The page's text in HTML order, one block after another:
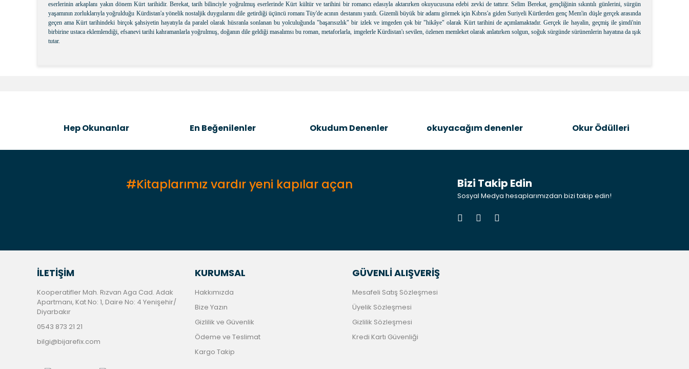
eserlerinin arkaplanı yakın dönem Kürt tarihidir. Berekat, tarih bilinciyle yoğrulmuş eserlerinde Kürt kültür ve tarihini bir romancı edasıyla aktarırken okuyucusuna edebi zevki de tattırır. Selim Berekat, gençliğinin sıkıntılı günlerini, sürgün
yaşamının zorluklarıyla yoğrulduğu Kürdistan'a yönelik nostaljik duygularını dile getirdiği üçüncü romanı Tüy'de acının destanını yazdı. Gizemli büyük bir adamı görmek için Kıbrıs'a giden Suriyeli Kürtlerden genç Mem'in düşle gerçek arasında
geçen ama Kürt tarihindeki birçok şahsiyetin hayatıyla da paralel olarak hüsranla sonlanan bu yolculuğunda "başarısızlık" bir izlek ve imgeden çok bir "hikâye" olarak Kürt tarihini de açımlamaktadır. Gerçek ile hayalin, geçmiş ile şimdi'nin
birbirine ustaca eklemlendiği, efsanevi tarihi kahramanlarla yoğrulmuş, doğanın dile geldiği masalımsı bu roman, metaforlarla, imgelerle Kürdistan'ı sevilen, özlenen memleket olarak anlatırken solgun, soğuk sürgünde sürünenlerin hayatına da ışık
tutar.
Ürün bilgilerinde hatalar bulunuyor.
Hep Okunanlar En Beğenilenler Okudum Denenler okuyacağım denenler Okur Ödülleri
#Kitaplarımız vardır yeni kapılar açan Bizi Takip Edin
Sosyal Medya hesaplarımızdan bizi takip edin!
İLETİŞİM
Kooperatifler Mah. Rızvan Aga Cad. Adak
Apartmanı, Kat No: 1, Daire No: 4 Yenişehir/
Diyarbakır
0543 873 21 21
bilgi@bijarefix.com
KURUMSAL
Hakkımızda
Bize Yazın
Gizlilik ve Güvenlik
Ödeme ve Teslimat
Kargo Takip
GÜVENLİ ALIŞVERİŞ
Mesafeli Satış Sözleşmesi
Üyelik Sözleşmesi
Gizlilik Sözleşmesi
Kredi Kartı Güvenliği